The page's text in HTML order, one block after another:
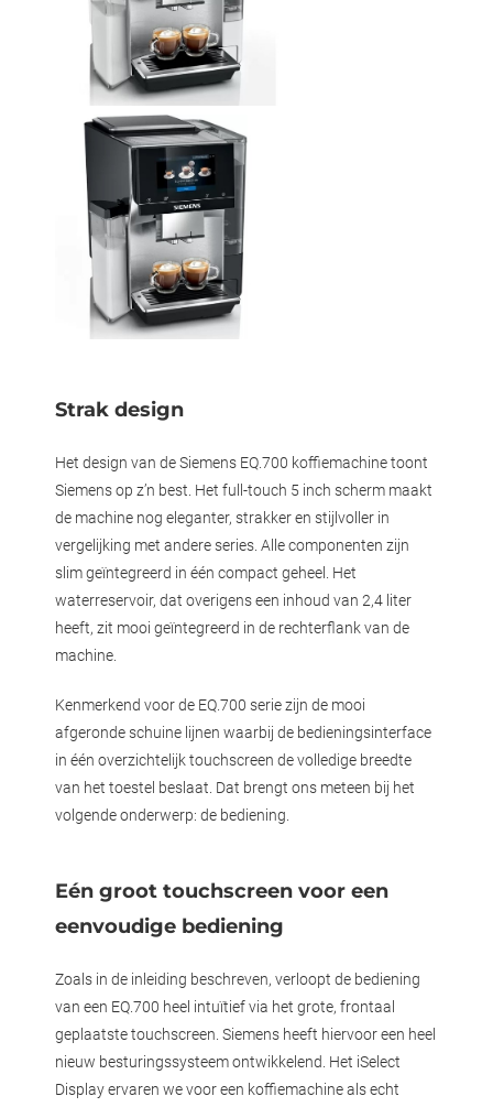
Strak design
Het design van de Siemens EQ.700 koffiemachine toont
Siemens op z’n best. Het full-touch 5 inch scherm maakt
de machine nog eleganter, strakker en stijlvoller in
vergelijking met andere series. Alle componenten zijn
slim geïntegreerd in één compact geheel. Het
waterreservoir, dat overigens een inhoud van 2,4 liter
heeft, zit mooi geïntegreerd in de rechterflank van de
machine.
Kenmerkend voor de EQ.700 serie zijn de mooi
afgeronde schuine lijnen waarbij de bedieningsinterface
in één overzichtelijk touchscreen de volledige breedte
van het toestel beslaat. Dat brengt ons meteen bij het
volgende onderwerp: de bediening.
Eén groot touchscreen voor een
eenvoudige bediening
Zoals in de inleiding beschreven, verloopt de bediening
van een EQ.700 heel intuïtief via het grote, frontaal
geplaatste touchscreen. Siemens heeft hiervoor een heel
nieuw besturingssysteem ontwikkelend. Het iSelect
Display ervaren we voor een koffiemachine als echt